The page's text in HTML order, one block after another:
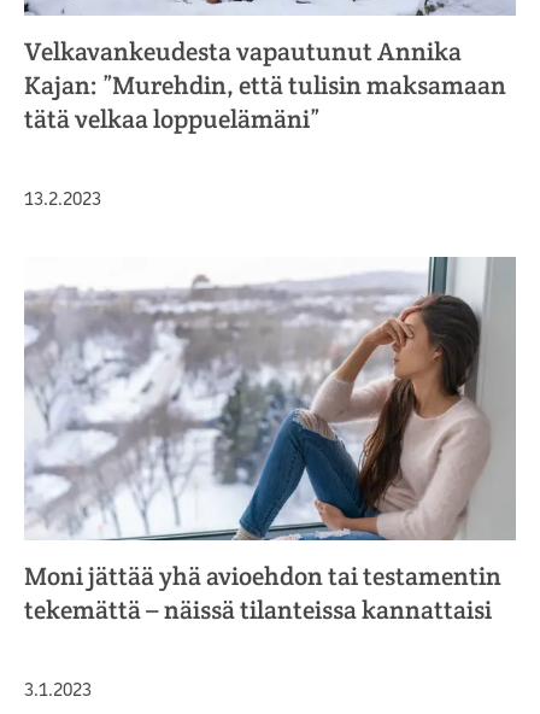
Velkavankeudesta vapautunut Annika
Kajan: ”Murehdin, että tulisin maksamaan
tätä velkaa loppuelämäni”
Julkaistu
13.2.2023
Moni jättää yhä avioehdon tai testamentin
tekemättä – näissä tilanteissa kannattaisi
Julkaistu
3.1.2023